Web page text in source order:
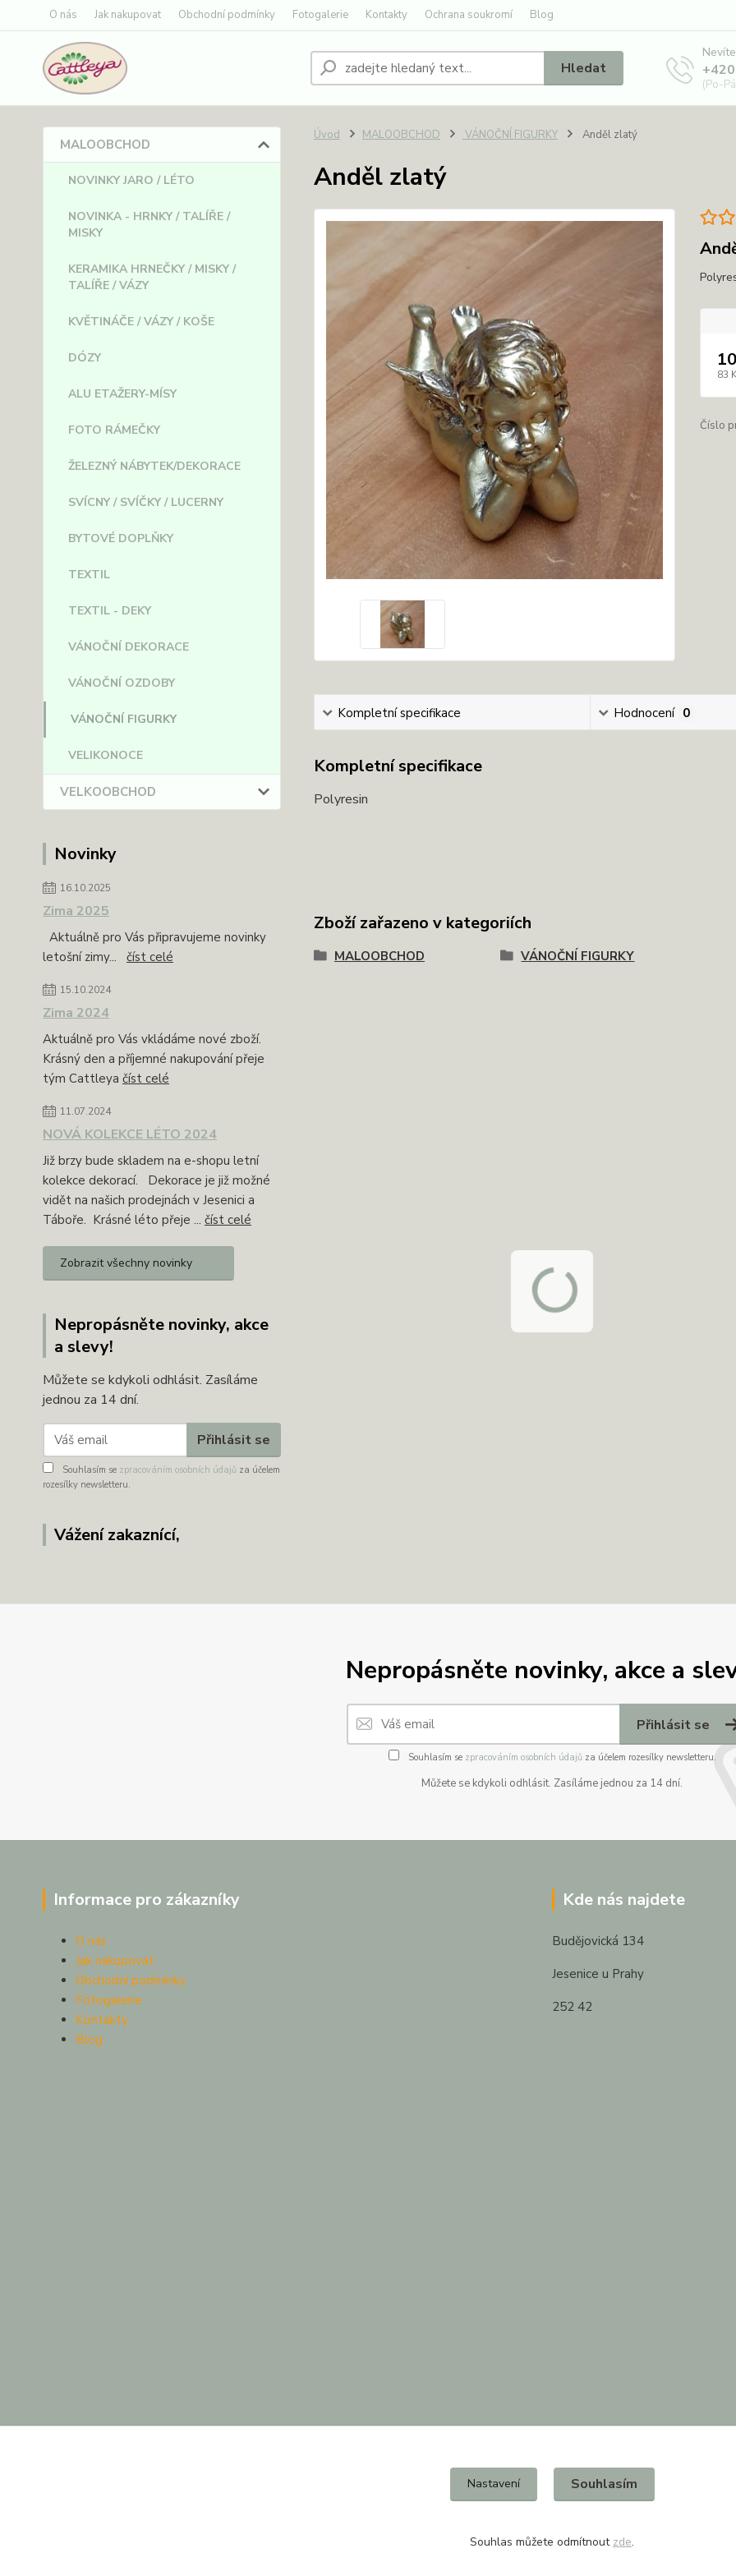
O nás Jak nakupovat Obchodní podmínky Fotogalerie Kontakty Ochrana soukromí Blog
Hledat
(Po-
MALOOBCHOD
NOVINKY JARO / LÉTO
NOVINKA - HRNKY / TALÍŘE /
MISKY
KERAMIKA HRNEČKY / MISKY /
TALÍŘE / VÁZY
KVĚTINÁČE / VÁZY / KOŠE
DÓZY
ALU ETAŽERY-MÍSY
FOTO RÁMEČKY
ŽELEZNÝ NÁBYTEK/DEKORACE
SVÍCNY / SVÍČKY / LUCERNY
BYTOVÉ DOPLŇKY
TEXTIL
TEXTIL - DEKY
VÁNOČNÍ DEKORACE
VÁNOČNÍ OZDOBY
VÁNOČNÍ FIGURKY
VELIKONOCE
VELKOOBCHOD
Novinky
16.10.2025
Zima 2025
Aktuálně pro Vás připravujeme novinky
letošní zimy... číst celé
15.10.2024
Zima 2024
Aktuálně pro Vás vkládáme nové zboží.
Krásný den a příjemné nakupování přeje
tým Cattleya číst celé
11.07.2024
NOVÁ KOLEKCE LÉTO 2024
Již brzy bude skladem na e-shopu letní
kolekce dekorací. Dekorace je již možné
vidět na našich prodejnách v Jesenici a
Táboře. Krásné léto přeje ... číst celé
Zobrazit všechny novinky
Nepropásněte novinky, akce
a slevy!
Můžete se kdykoli odhlásit. Zasíláme
jednou za 14 dní.
Přihlásit se
Souhlasím se zpracováním osobních údajů za účelem
rozesílky newsletteru.
Vážení zakaznící,
Úvod MALOOBCHOD VÁNOČNÍ FIGURKY Anděl zlatý
Anděl zlatý
83
Číslo
Kompletní specifikace Hodnocení 0
Kompletní specifikace
Polyresin
Zboží zařazeno v kategoriích
MALOOBCHOD VÁNOČNÍ FIGURKY
Nepropásněte novinky, akce a
Přihlásit se
Souhlasím se zpracováním osobních údajůza účelem rozesílky newsletteru.
Můžete se kdykoli odhlásit. Zasíláme jednou za 14 dní.
Informace pro zákazníky
O nás
Jak nakupovat
Obchodní podmínky
Fotogalerie
Kontakty
Blog
Kde nás najdete
Budějovická 134
Jesenice u Prahy
252 42
Nastavení Souhlasím
Souhlas můžete odmítnout zde.